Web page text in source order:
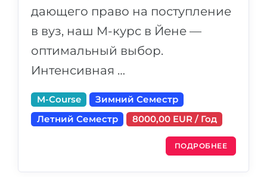
дающего право на поступление
в вуз, наш M-курс в Йене —
оптимальный выбор.
Интенсивная …
M-Course
Зимний Семестр
Летний Семестр
8000,00 EUR / Год
ПОДРОБНЕЕ